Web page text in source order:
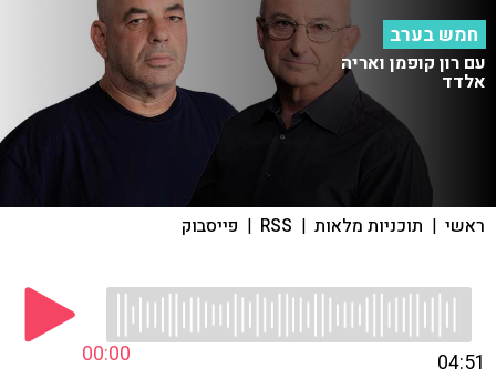
חמש בערב
עם רון קופמן ואריה
אלדד
ראשי | תוכניות מלאות |
RSS
| פייסבוק
00:00 04:51